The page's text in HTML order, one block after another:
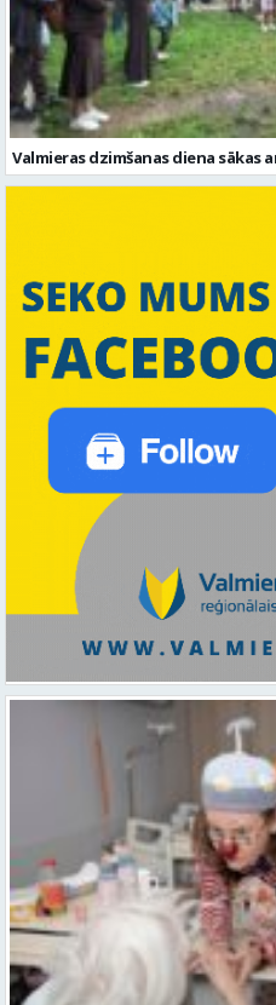
Valmieras dzimšanas diena sākas
Ar smaidu un profesionālu
ar senioriem Vidzemes slimnīcā